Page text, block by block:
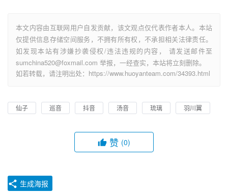
本文内容由互联网用户自发贡献，该文观点仅代表作者本人。本站
仅提供信息存储空间服务，不拥有所有权，不承担相关法律责任。
如发现本站有涉嫌抄袭侵权/违法违规的内容， 请发送邮件至
sumchina520@foxmail.com 举报，一经查实，本站将立刻删除。
如若转载，请注明出处：https://www.huoyanteam.com/34393.html
仙子 巡音 抖音 汤音 琉璃 羽川翼
赞 (0)
生成海报